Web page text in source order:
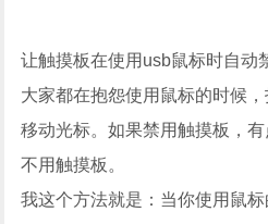
让触摸板在使用usb鼠标时自动
大家都在抱怨使用鼠标的时候
移动光标。如果禁用触摸板，
不用触摸板。
我这个方法就是：当你使用鼠